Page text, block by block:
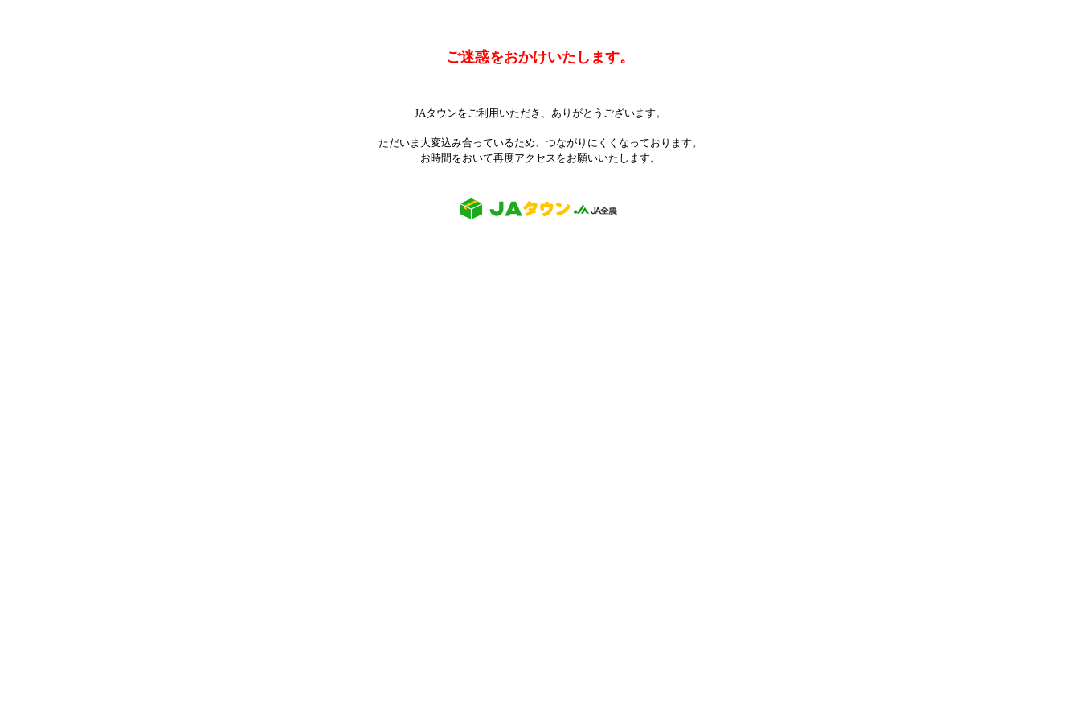
ご迷惑をおかけいたします。
JAタウンをご利用いただき、ありがとうございます。
ただいま大変込み合っているため、つながりにくくなっております。
お時間をおいて再度アクセスをお願いいたします。